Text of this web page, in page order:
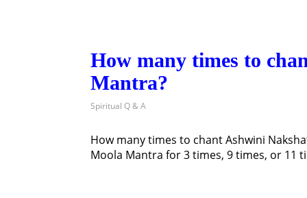
How many times to
Mantra?
Spiritual Q & A
How many times to chant Ashwini
Moola Mantra for 3 times, 9 times, or 11